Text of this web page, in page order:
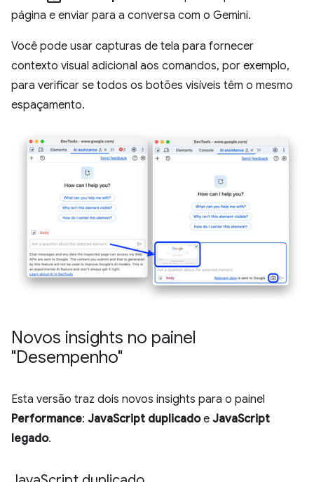
página e enviar para a conversa com o Gemini.
Você pode usar capturas de tela para fornecer
contexto visual adicional aos comandos, por exemplo,
para verificar se todos os botões visíveis têm o mesmo
espaçamento.
Novos insights no painel
"Desempenho"
Esta versão traz dois novos insights para o painel
Performance: JavaScript duplicadoe JavaScript
legado.